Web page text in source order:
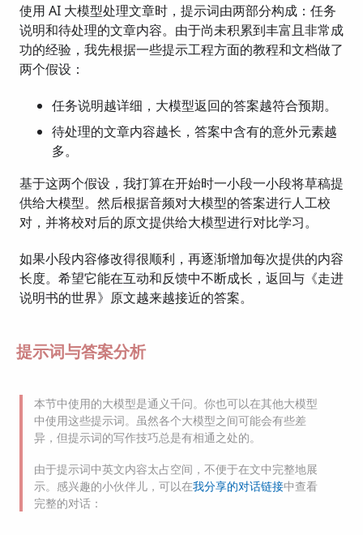
使用 AI 大模型处理文章时，提示词由两部分构成：任务
说明和待处理的文章内容。由于尚未积累到丰富且非常成
功的经验，我先根据一些提示工程方面的教程和文档做了
两个假设：
任务说明越详细，大模型返回的答案越符合预期。
待处理的文章内容越长，答案中含有的意外元素越
多。
基于这两个假设，我打算在开始时一小段一小段将草稿提
供给大模型。然后根据音频对大模型的答案进行人工校
对，并将校对后的原文提供给大模型进行对比学习。
如果小段内容修改得很顺利，再逐渐增加每次提供的内容
长度。希望它能在互动和反馈中不断成长，返回与《走进
说明书的世界》原文越来越接近的答案。
提示词与答案分析
本节中使用的大模型是通义千问。你也可以在其他大模型
中使用这些提示词。虽然各个大模型之间可能会有些差
异，但提示词的写作技巧总是有相通之处的。
由于提示词中英文内容太占空间，不便于在文中完整地展
示。感兴趣的小伙伴儿，可以在我分享的对话链接中查看
完整的对话：